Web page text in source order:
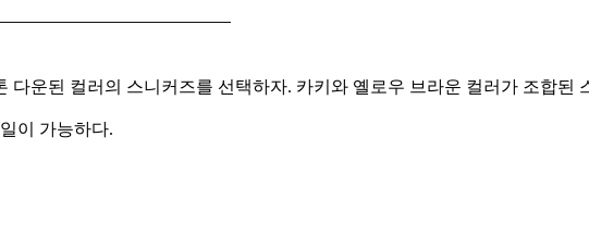
운된 컬러의 스니커즈를 선택하자. 카키와 옐로우 브라운 컬러가 조합된
이 가능하다.